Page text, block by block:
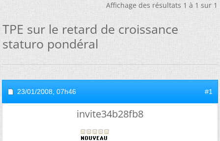
Affichage des résultats 1 à 1 sur 1
TPE sur le retard de croissance
staturo pondéral
23/01/2008, 07h46 #1
invite34b28fb8